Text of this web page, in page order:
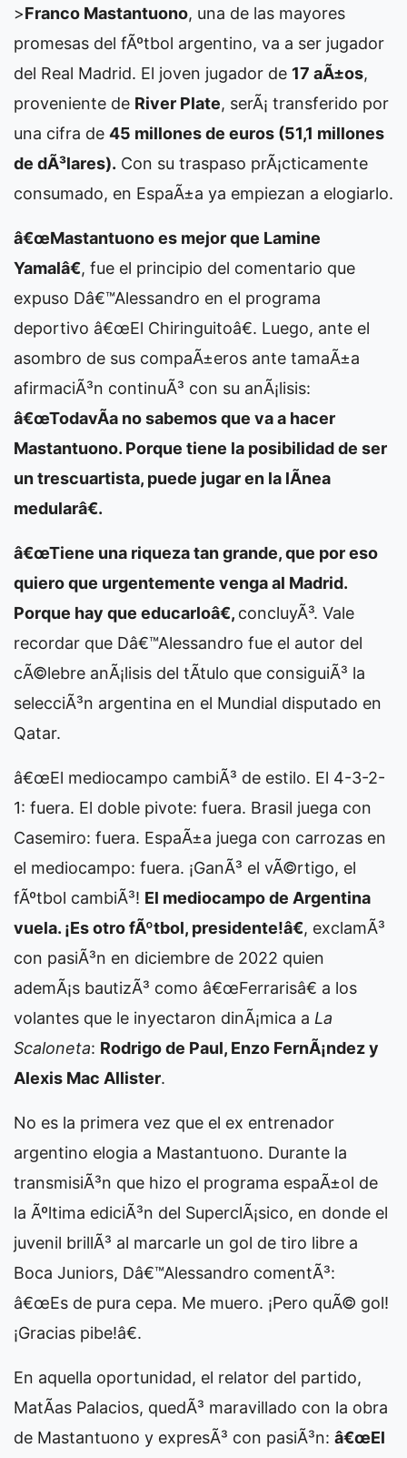
>Franco Mastantuono, una de las mayores
promesas del fÃºtbol argentino, va a ser jugador
del Real Madrid. El joven jugador de 17 aÃ±os,
proveniente de River Plate, serÃ¡ transferido por
una cifra de 45 millones de euros (51,1 millones
de dÃ³lares). Con su traspaso prÃ¡cticamente
consumado, en EspaÃ±a ya empiezan a elogiarlo.
â€œMastantuono es mejor que Lamine
Yamalâ€, fue el principio del comentario que
expuso Dâ€™Alessandro en el programa
deportivo â€œEl Chiringuitoâ€. Luego, ante el
asombro de sus compaÃ±eros ante tamaÃ±a
afirmaciÃ³n continuÃ³ con su anÃ¡lisis:
â€œTodavÃ­a no sabemos que va a hacer
Mastantuono. Porque tiene la posibilidad de ser
un trescuartista, puede jugar en la lÃ­nea
medularâ€.
â€œTiene una riqueza tan grande, que por eso
quiero que urgentemente venga al Madrid.
Porque hay que educarloâ€, concluyÃ³. Vale
recordar que Dâ€™Alessandro fue el autor del
cÃ©lebre anÃ¡lisis del tÃ­tulo que consiguiÃ³ la
selecciÃ³n argentina en el Mundial disputado en
Qatar.
â€œEl mediocampo cambiÃ³ de estilo. El 4-3-2-
1: fuera. El doble pivote: fuera. Brasil juega con
Casemiro: fuera. EspaÃ±a juega con carrozas en
el mediocampo: fuera. ¡GanÃ³ el vÃ©rtigo, el
fÃºtbol cambiÃ³! El mediocampo de Argentina
vuela. ¡Es otro fÃºtbol, presidente!â€, exclamÃ³
con pasiÃ³n en diciembre de 2022 quien
ademÃ¡s bautizÃ³ como â€œFerrarisâ€ a los
volantes que le inyectaron dinÃ¡mica a La
Scaloneta: Rodrigo de Paul, Enzo FernÃ¡ndez y
Alexis Mac Allister.
No es la primera vez que el ex entrenador
argentino elogia a Mastantuono. Durante la
transmisiÃ³n que hizo el programa espaÃ±ol de
la Ãºltima ediciÃ³n del SuperclÃ¡sico, en donde el
juvenil brillÃ³ al marcarle un gol de tiro libre a
Boca Juniors, Dâ€™Alessandro comentÃ³:
â€œEs de pura cepa. Me muero. ¡Pero quÃ© gol!
¡Gracias pibe!â€.
En aquella oportunidad, el relator del partido,
MatÃ­as Palacios, quedÃ³ maravillado con la obra
de Mastantuono y expresÃ³ con pasiÃ³n: â€œEl